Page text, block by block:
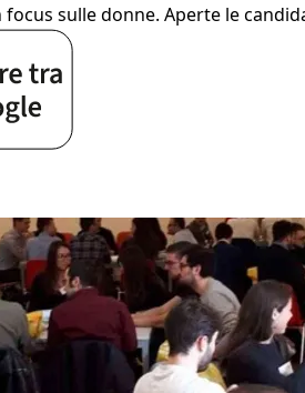
sulle donne. Aperte le